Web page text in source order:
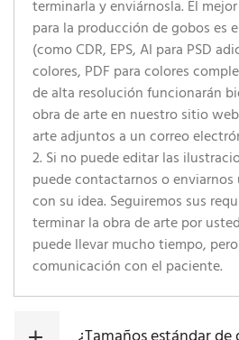
terminarla y enviárnosla. El
para la producción de gobos es
(como CDR, EPS, AI para PSD
colores, PDF para colores
de alta resolución funcionarán
obra de arte en nuestro sitio
arte adjuntos a un correo
2. Si no puede editar las
puede contactarnos o
con su idea. Seguiremos sus
terminar la obra de arte por
puede llevar mucho tiempo,
comunicación con el paciente.